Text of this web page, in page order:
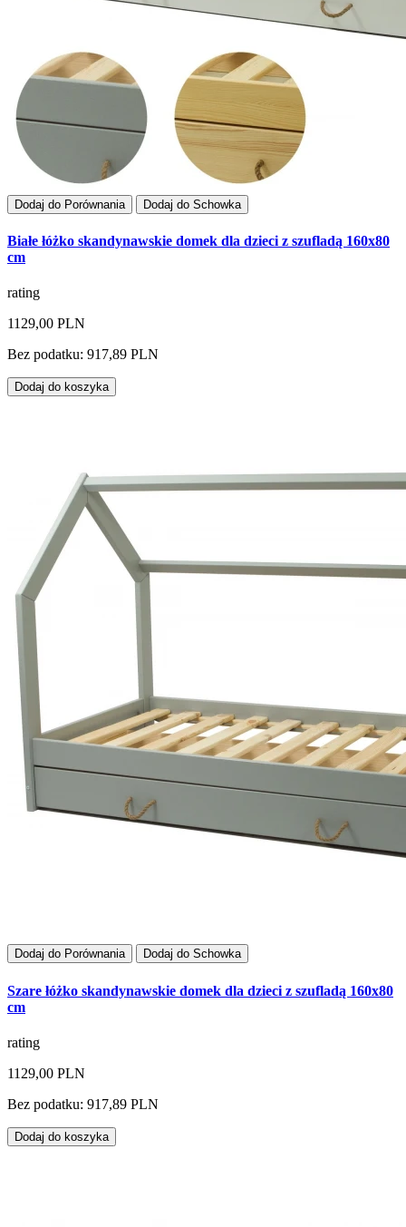
Dodaj do Porównania Dodaj do Schowka
Białe łóżko skandynawskie domek dla dzieci z szufladą 160x80
cm
rating
1129,00 PLN
Bez podatku: 917,89 PLN
Dodaj do koszyka
Dodaj do Porównania Dodaj do Schowka
Szare łóżko skandynawskie domek dla dzieci z szufladą 160x80
cm
rating
1129,00 PLN
Bez podatku: 917,89 PLN
Dodaj do koszyka